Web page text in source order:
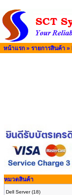
หน้าแรก » รายการสินค้า »
หมวดสินค้า
Dell Server(18)